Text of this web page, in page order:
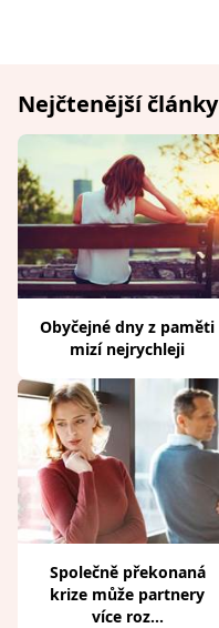
Nejčtenější články
Obyčejné dny z paměti
mizí nejrychleji
Společně překonaná
krize může partnery
více roz...